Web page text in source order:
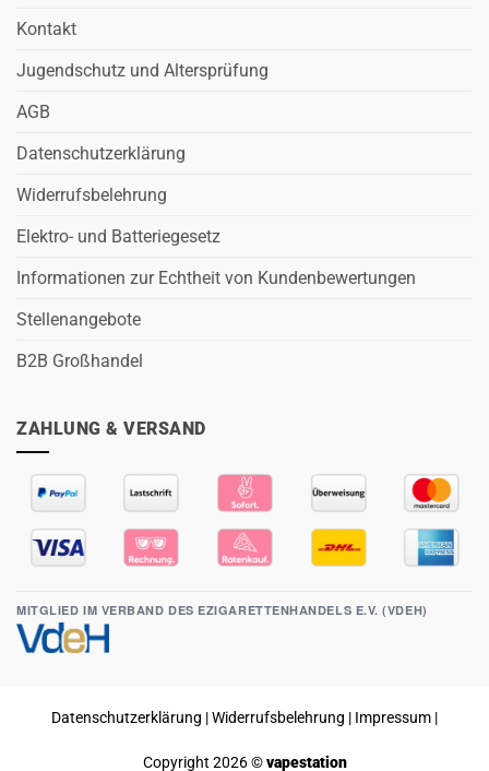
Kontakt
Jugendschutz und Altersprüfung
AGB
Datenschutzerklärung
Widerrufsbelehrung
Elektro- und Batteriegesetz
Informationen zur Echtheit von Kundenbewertungen
Stellenangebote
B2B Großhandel
ZAHLUNG & VERSAND
MITGLIED IM VERBAND DES EZIGARETTENHANDELS E.V. (VDEH)
Datenschutzerklärung |Widerrufsbelehrung | Impressum |
Copyright 2026 ©vapestation